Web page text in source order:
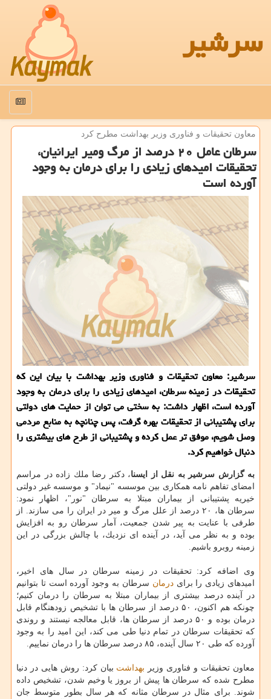
سرشیر
منو
معاون تحقیقات و فناوری وزیر بهداشت مطرح كرد
سرطان عامل ۲۰ درصد از مرگ ومیر ایرانیان،
تحقیقات امیدهای زیادی را برای درمان به وجود
آورده است
سرشیر: معاون تحقیقات و فناوری وزیر بهداشت با بیان این كه
تحقیقات در زمینه سرطان، امیدهای زیادی را برای درمان به وجود
آورده است، اظهار داشت: به سختی می توان از حمایت های دولتی
برای پشتیبانی از تحقیقات بهره گرفت، پس چنانچه به منابع مردمی
وصل شویم، موفق تر عمل كرده و پشتیبانی از طرح های بیشتری را
دنبال خواهیم كرد.
به گزارش سرشیر به نقل از ایسنا، دكتر رضا ملك زاده در مراسم
امضای تفاهم نامه همكاری بین موسسه "نیماد" و موسسه غیر دولتی
خیریه پشتیبانی از بیماران مبتلا به سرطان "نور"، اظهار نمود:
سرطان ها، ۲۰ درصد از علل مرگ و میر در ایران را می سازند. از
طرفی با عنایت به پیر شدن جمعیت، آمار سرطان رو به افزایش
بوده و به نظر می آید، در آینده ای نزدیك، با چالش بزرگی در این
زمینه روبرو باشیم.
وی اضافه كرد: تحقیقات در زمینه سرطان در سال های اخیر،
امیدهای زیادی را برایدرمان سرطان به وجود آورده است تا بتوانیم
در آینده درصد بیشتری از بیماران مبتلا به سرطان را درمان كنیم؛
چونكه هم اكنون، ۵۰ درصد از سرطان ها با تشخیص زودهنگام قابل
درمان بوده و ۵۰ درصد از سرطان ها، قابل معالجه نیستند و روندی
كه تحقیقات سرطان در تمام دنیا طی می كند، این امید را به وجود
آورده كه طی ۲۰ سال آینده، ۸۵ درصد سرطان ها را درمان نماییم.
معاون تحقیقات و فناوری وزیر بهداشت بیان كرد: روش هایی در دنیا
مطرح شده كه سرطان ها پیش از بروز یا وخیم شدن، تشخیص داده
شوند. برای مثال در سرطان مثانه كه هر سال بطور متوسط جان